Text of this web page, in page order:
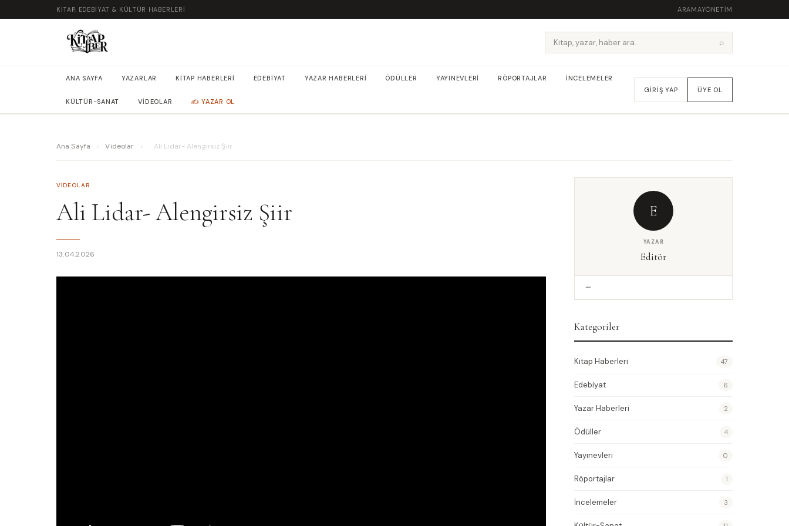
KITAP, EDEBIYAT & KÜLTÜR HABERLERI ARAMAYÖNETIM
⌕
ANA SAYFA YAZARLAR KITAP HABERLERI EDEBIYAT YAZAR HABERLERI ÖDÜLLER YAYINEVLERI RÖPORTAJLAR İNCELEMELER
KÜLTÜR-SANAT VIDEOLAR ✍️ YAZAR OL
GIRIŞ YAP ÜYE OL
Ana Sayfa › Videolar › Ali Lidar- Alengirsiz Şiir
VIDEOLAR
Ali Lidar- Alengirsiz Şiir
13.04.2026
E
YAZAR
Editör
—
Kategoriler
Kitap Haberleri 47
Edebiyat 6
Yazar Haberleri 2
Ödüller 4
Yayınevleri 0
Röportajlar 1
İncelemeler 3